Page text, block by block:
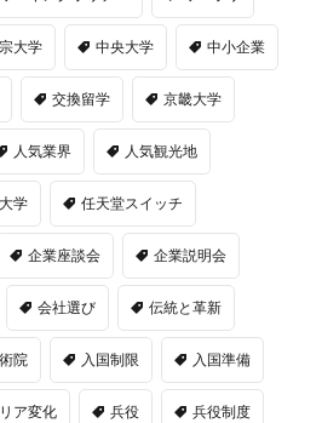
大学 中央大学 中小企業
交換留学 京畿大学
人気業界 人気観光地
学 任天堂スイッチ
企業座談会 企業説明会
会社選び 伝統と革新
院 入国制限 入国準備
ア変化 兵役 兵役制度